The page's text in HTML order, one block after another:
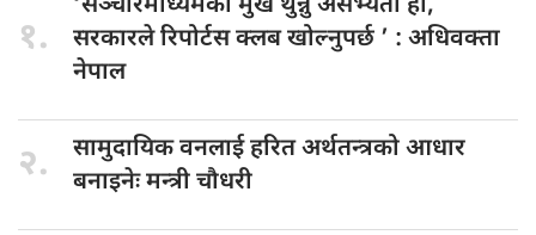
१.
सरकारले रिपोर्टस क्लब खोल्नुपर्छ ’ : अधिवक्ता
नेपाल
२. सामुदायिक वनलाईहरित अर्थतन्त्रको आधार
बनाइनेः मन्त्री चौधरी